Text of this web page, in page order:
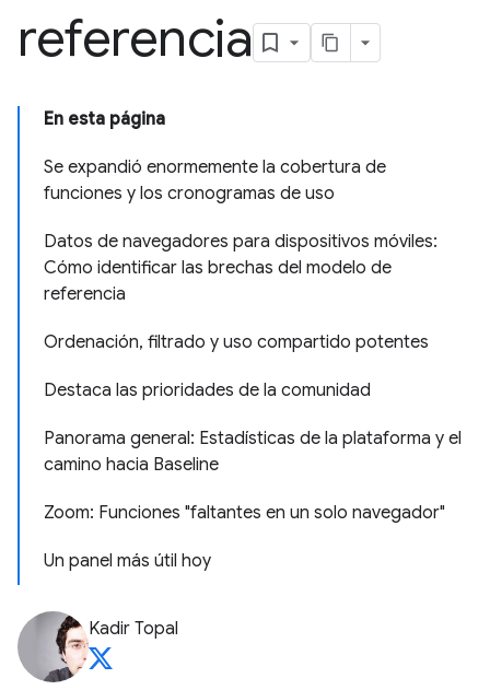
referencia
En esta página
Se expandió enormemente la cobertura de
funciones y los cronogramas de uso
Datos de navegadores para dispositivos móviles:
Cómo identificar las brechas del modelo de
referencia
Ordenación, filtrado y uso compartido potentes
Destaca las prioridades de la comunidad
Panorama general: Estadísticas de la plataforma y el
camino hacia Baseline
Zoom: Funciones "faltantes en un solo navegador"
Un panel más útil hoy
Kadir Topal